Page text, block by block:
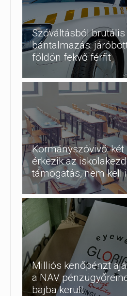
Szóváltásból brutális
bántalmazás:
földön fekvő férfit
Kormányszóvivő:
érkezik az
támogatás, nem kell
Milliós kenőpénzt
a NAV
bajba került